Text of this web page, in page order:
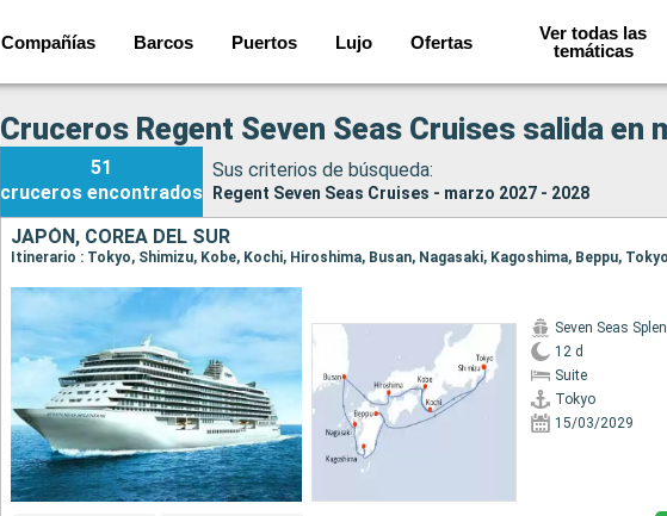
Compañías Barcos Puertos Lujo Ofertas
Ver todas las
temáticas
Cruceros Regent Seven Seas Cruises salida en
51
cruceros encontrados
Sus criterios de búsqueda:
Regent Seven Seas Cruises - marzo 2027 - 2028
JAPÓN, COREA DEL SUR
Itinerario : Tokyo, Shimizu, Kobe, Kochi, Hiroshima, Busan, Nagasaki, Kagoshima, Beppu, Tokyo
Seven Seas
12 d
Suite
Tokyo
15/03/2029